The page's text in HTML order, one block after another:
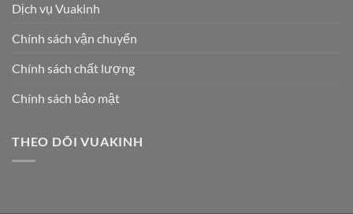
Dịch vụ Vuakinh
Chính sách vận chuyển
Chính sách chất lượng
Chính sách bảo mật
THEO DÕI VUAKINH